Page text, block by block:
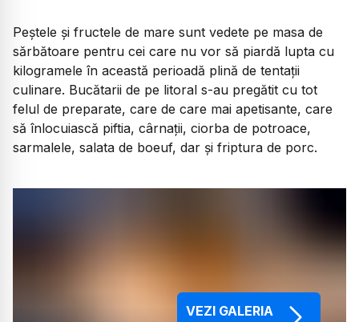
Peștele și fructele de mare sunt vedete pe masa de
sărbătoare pentru cei care nu vor să piardă lupta cu
kilogramele în această perioadă plină de tentații
culinare. Bucătarii de pe litoral s-au pregătit cu tot
felul de preparate, care de care mai apetisante, care
să înlocuiască piftia, cârnații, ciorba de potroace,
sarmalele, salata de boeuf, dar și friptura de porc.
VEZI GALERIA